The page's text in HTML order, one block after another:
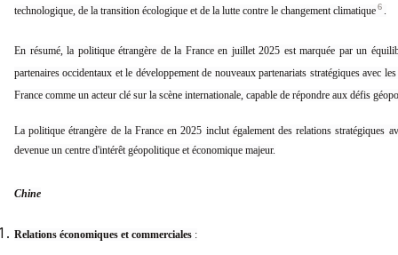
technologique, de la transition écologique et de la lutte contre le changement climatique6 .
En résumé, la politique étrangère de la France en juillet 2025 est marquée par un
partenaires occidentaux et le développement de nouveaux partenariats stratégiques avec
France comme un acteur clé sur la scène internationale, capable de répondre aux défis
La politique étrangère de la France en 2025 inclut également des relations stratégiques
devenue un centre d'intérêt géopolitique et économique majeur.
Chine
Relations économiques et commerciales :